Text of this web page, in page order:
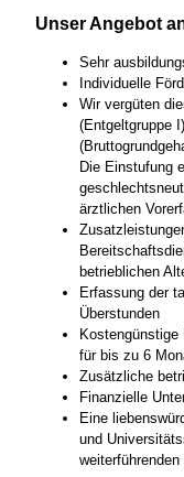
Unser Angebot
Sehr
Individuelle
Wir vergüten
(Entgeltgruppe
Die Einstufung
ärztlichen
betrieblichen
Erfassung der
Überstunden
Kostengünstige
für bis zu 6
Zusätzliche
Finanzielle
Eine
und